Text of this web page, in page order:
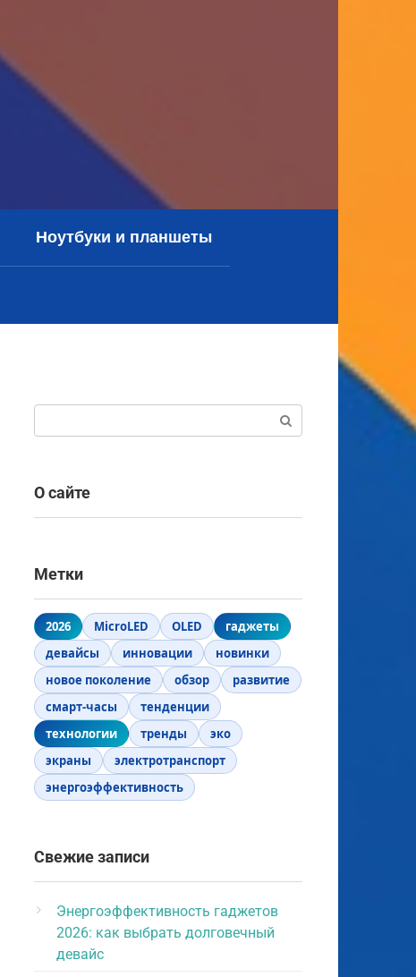
Ноутбуки и планшеты
О сайте
Метки
2026 MicroLED OLED
гаджеты
девайсы
инновации
новинки
новое поколение
обзор
развитие
смарт-часы
тенденции
технологии
тренды
эко
экраны
электротранспорт
энергоэффективность
Свежие записи
Энергоэффективность гаджетов
2026: как выбрать долговечный
девайс